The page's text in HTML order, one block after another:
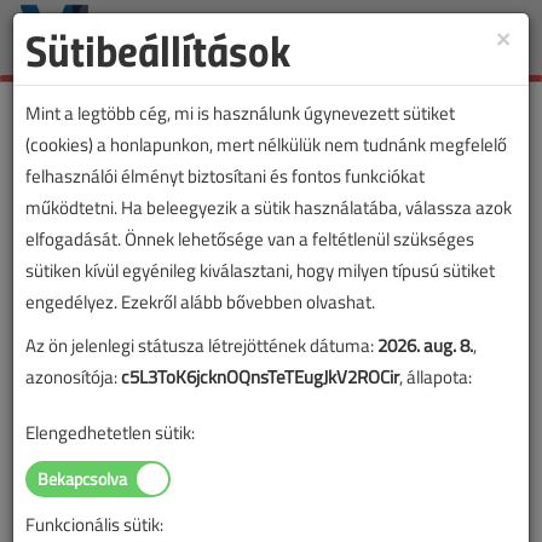
Toggle
×
Sütibeállítások
Mint a legtöbb cég, mi is használunk úgynevezett sütiket
(cookies) a honlapunkon, mert nélkülük nem tudnánk megfelelő
felhasználói élményt biztosítani és fontos funkciókat
működtetni. Ha beleegyezik a sütik használatába, válassza azok
elfogadását. Önnek lehetősége van a feltétlenül szükséges
sütiken kívül egyénileg kiválasztani, hogy milyen típusú sütiket
engedélyez. Ezekről alább bővebben olvashat.
Az ön jelenlegi státusza létrejöttének dátuma:2026. aug. 8.,
azonosítója:c5L3ToK6jcknOQnsTeTEugJkV2ROCir, állapota:
Elengedhetetlen sütik:
Funkcionális sütik: